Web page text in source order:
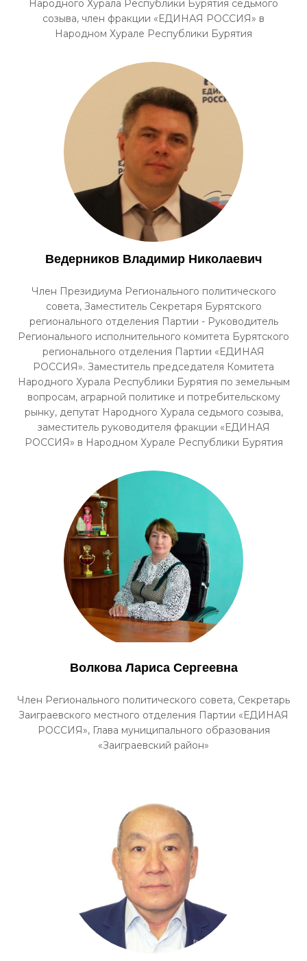
Народного Хурала Республики Бурятия седьмого
созыва, член фракции «ЕДИНАЯ РОССИЯ» в
Народном Хурале Республики Бурятия
Ведерников Владимир Николаевич
Член Президиума Регионального политического
совета, Заместитель Секретаря Бурятского
регионального отделения Партии - Руководитель
Регионального исполнительного комитета Бурятского
регионального отделения Партии «ЕДИНАЯ
РОССИЯ». Заместитель председателя Комитета
Народного Хурала Республики Бурятия по земельным
вопросам, аграрной политике и потребительскому
рынку, депутат Народного Хурала седьмого созыва,
заместитель руководителя фракции «ЕДИНАЯ
РОССИЯ» в Народном Хурале Республики Бурятия
Волкова Лариса Сергеевна
Член Регионального политического совета, Секретарь
Заиграевского местного отделения Партии «ЕДИНАЯ
РОССИЯ», Глава муниципального образования
«Заиграевский район»